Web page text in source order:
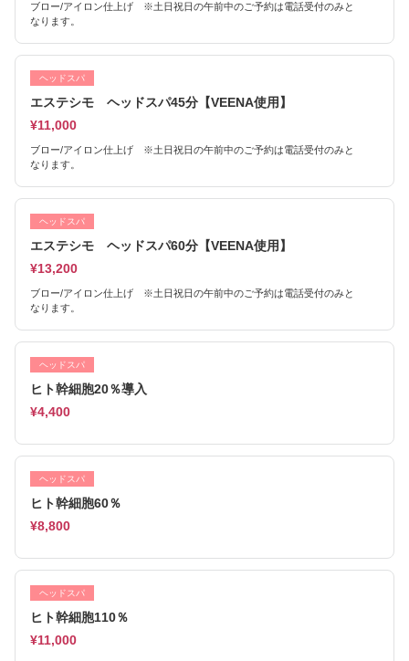
ブロー/アイロン仕上げ ※土日祝日の午前中のご予約は電話受付のみと
なります。
ヘッドスパ
エステシモ ヘッドスパ45分【VEENA使用】
¥11,000
ブロー/アイロン仕上げ ※土日祝日の午前中のご予約は電話受付のみと
なります。
ヘッドスパ
エステシモ ヘッドスパ60分【VEENA使用】
¥13,200
ブロー/アイロン仕上げ ※土日祝日の午前中のご予約は電話受付のみと
なります。
ヘッドスパ
ヒト幹細胞20％導入
¥4,400
ヘッドスパ
ヒト幹細胞60％
¥8,800
ヘッドスパ
ヒト幹細胞110％
¥11,000